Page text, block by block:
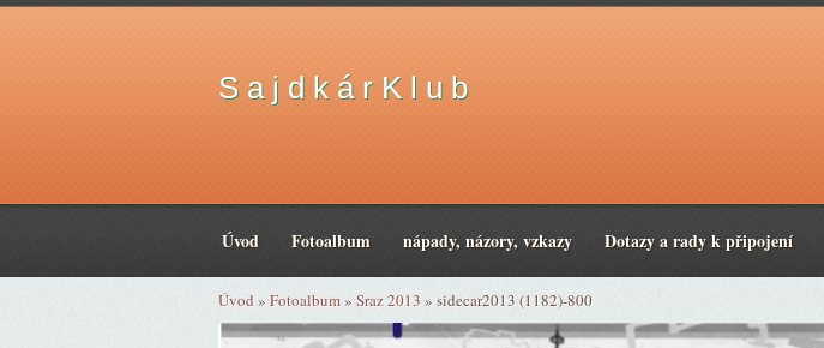
S a j d k á r K l u b
Úvod Fotoalbum nápady, názory, vzkazy Dotazy a rady k připojení
Úvod » Fotoalbum» Sraz 2013 » sidecar2013 (1182)-800